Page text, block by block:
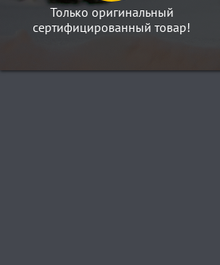
Только оригинальный
сертифицированный товар!